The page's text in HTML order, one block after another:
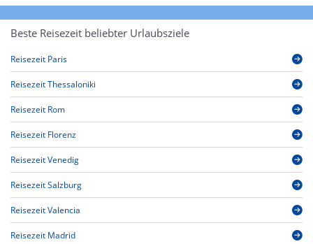
Beste Reisezeit beliebter Urlaubsziele
Reisezeit Paris
Reisezeit Thessaloniki
Reisezeit Rom
Reisezeit Florenz
Reisezeit Venedig
Reisezeit Salzburg
Reisezeit Valencia
Reisezeit Madrid